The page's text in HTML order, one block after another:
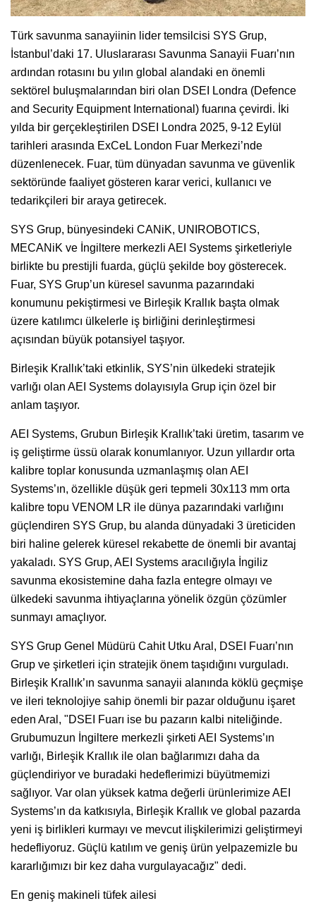
Türk savunma sanayiinin lider temsilcisi SYS Grup,
İstanbul’daki 17. Uluslararası Savunma Sanayii Fuarı’nın
ardından rotasını bu yılın global alandaki en önemli
sektörel buluşmalarından biri olan DSEI Londra (Defence
and Security Equipment International) fuarına çevirdi. İki
yılda bir gerçekleştirilen DSEI Londra 2025, 9-12 Eylül
tarihleri arasında ExCeL London Fuar Merkezi’nde
düzenlenecek. Fuar, tüm dünyadan savunma ve güvenlik
sektöründe faaliyet gösteren karar verici, kullanıcı ve
tedarikçileri bir araya getirecek.
SYS Grup, bünyesindeki CANiK, UNIROBOTICS,
MECANiK ve İngiltere merkezli AEI Systems şirketleriyle
birlikte bu prestijli fuarda, güçlü şekilde boy gösterecek.
Fuar, SYS Grup’un küresel savunma pazarındaki
konumunu pekiştirmesi ve Birleşik Krallık başta olmak
üzere katılımcı ülkelerle iş birliğini derinleştirmesi
açısından büyük potansiyel taşıyor.
Birleşik Krallık’taki etkinlik, SYS’nin ülkedeki stratejik
varlığı olan AEI Systems dolayısıyla Grup için özel bir
anlam taşıyor.
AEI Systems, Grubun Birleşik Krallık’taki üretim, tasarım ve
iş geliştirme üssü olarak konumlanıyor. Uzun yıllardır orta
kalibre toplar konusunda uzmanlaşmış olan AEI
Systems’ın, özellikle düşük geri tepmeli 30x113 mm orta
kalibre topu VENOM LR ile dünya pazarındaki varlığını
güçlendiren SYS Grup, bu alanda dünyadaki 3 üreticiden
biri haline gelerek küresel rekabette de önemli bir avantaj
yakaladı. SYS Grup, AEI Systems aracılığıyla İngiliz
savunma ekosistemine daha fazla entegre olmayı ve
ülkedeki savunma ihtiyaçlarına yönelik özgün çözümler
sunmayı amaçlıyor.
SYS Grup Genel Müdürü Cahit Utku Aral, DSEI Fuarı’nın
Grup ve şirketleri için stratejik önem taşıdığını vurguladı.
Birleşik Krallık’ın savunma sanayii alanında köklü geçmişe
ve ileri teknolojiye sahip önemli bir pazar olduğunu işaret
eden Aral, "DSEI Fuarı ise bu pazarın kalbi niteliğinde.
Grubumuzun İngiltere merkezli şirketi AEI Systems’ın
varlığı, Birleşik Krallık ile olan bağlarımızı daha da
güçlendiriyor ve buradaki hedeflerimizi büyütmemizi
sağlıyor. Var olan yüksek katma değerli ürünlerimize AEI
Systems’ın da katkısıyla, Birleşik Krallık ve global pazarda
yeni iş birlikleri kurmayı ve mevcut ilişkilerimizi geliştirmeyi
hedefliyoruz. Güçlü katılım ve geniş ürün yelpazemizle bu
kararlığımızı bir kez daha vurgulayacağız" dedi.
En geniş makineli tüfek ailesi